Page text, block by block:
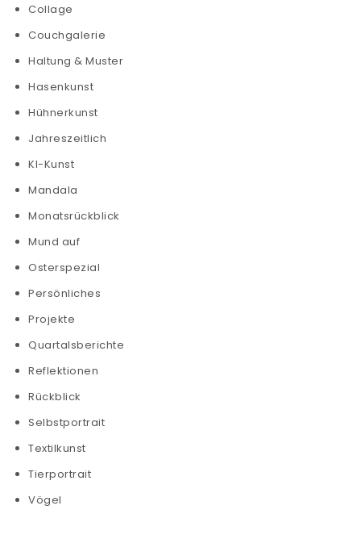
Collage
Couchgalerie
Haltung & Muster
Hasenkunst
Hühnerkunst
Jahreszeitlich
KI-Kunst
Mandala
Monatsrückblick
Mund auf
Osterspezial
Persönliches
Projekte
Quartalsberichte
Reflektionen
Rückblick
Selbstportrait
Textilkunst
Tierportrait
Vögel